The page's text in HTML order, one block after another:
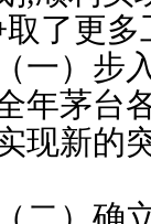
取了更
）步入
茅台各
现新的